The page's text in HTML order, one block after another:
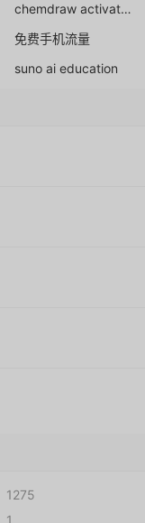
chemdraw activation code
免费手机流量
suno ai education
1275
1